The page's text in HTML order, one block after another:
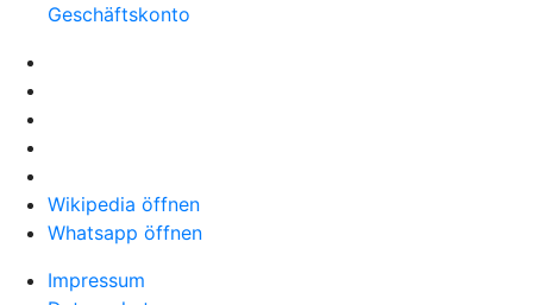
Geschäftskonto
Wikipedia öffnen
Whatsapp öffnen
Impressum